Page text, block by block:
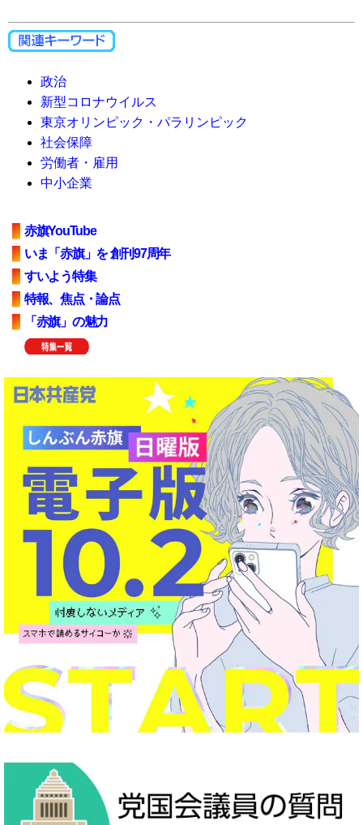
政治
新型コロナウイルス
東京オリンピック・パラリンピック
社会保障
労働者・雇用
中小企業
赤旗YouTube
いま「赤旗」を 創刊97周年
すいよう特集
特報、焦点・論点
「赤旗」の魅力